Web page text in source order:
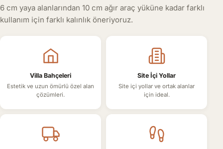
6 cm yaya alanlarından 10 cm ağır araç yüküne kadar farklı
kullanım için farklı kalınlık öneriyoruz.
Villa Bahçeleri
Estetik ve uzun ömürlü özel alan
çözümleri.
Site İçi Yollar
Site içi yollar ve ortak alanlar
için ideal.